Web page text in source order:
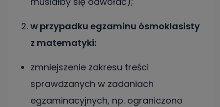
w przypadku egzaminu ósmoklasisty
z matematyki:
zmniejszenie zakresu treści
sprawdzanych w zadaniach
egzaminacyjnych, np. ograniczono